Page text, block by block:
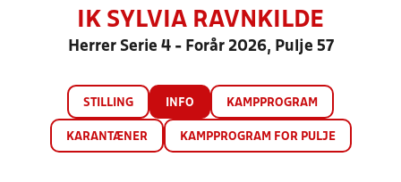
IK SYLVIA RAVNKILDE
Herrer Serie 4 - Forår 2026, Pulje 57
STILLING INFO KAMPPROGRAM
KARANTÆNER KAMPPROGRAM FOR PULJE